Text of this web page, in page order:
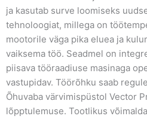
ja kasutab surve loomiseks
tehnoloogiat, millega on
mootorile väga pika eluea ja
vaiksema töö. Seadmel on
piisava tööraadiuse masinaga
vastupidav. Töörõhku saab
Õhuvaba värvimispüstol Vector
lõpptulemuse. Tootlikus